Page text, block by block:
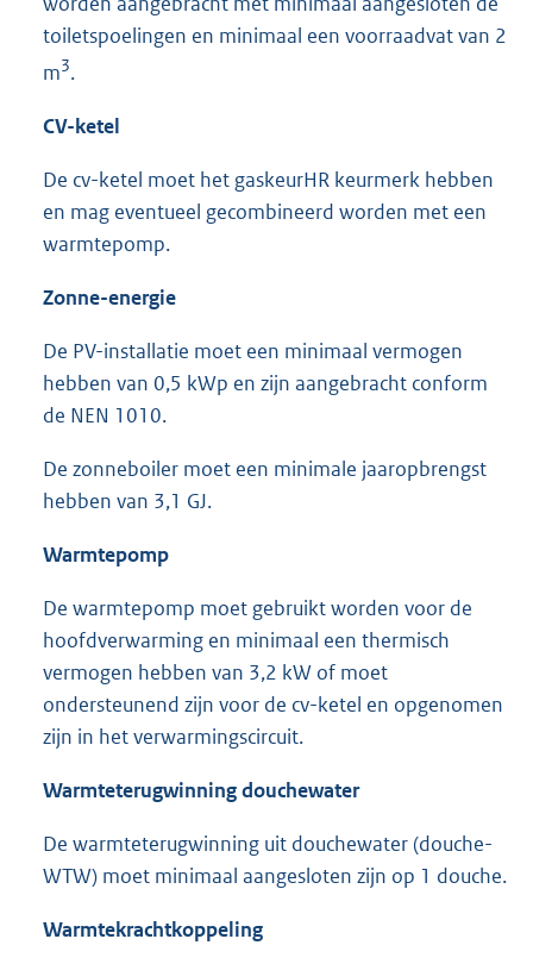
toiletspoelingen en minimaal een voorraadvat van 2
m3.
CV-ketel
De cv-ketel moet het gaskeurHR keurmerk hebben
en mag eventueel gecombineerd worden met een
warmtepomp.
Zonne-energie
De PV-installatie moet een minimaal vermogen
hebben van 0,5 kWp en zijn aangebracht conform
de NEN 1010.
De zonneboiler moet een minimale jaaropbrengst
hebben van 3,1 GJ.
Warmtepomp
De warmtepomp moet gebruikt worden voor de
hoofdverwarming en minimaal een thermisch
vermogen hebben van 3,2 kW of moet
ondersteunend zijn voor de cv-ketel en opgenomen
zijn in het verwarmingscircuit.
Warmteterugwinning douchewater
De warmteterugwinning uit douchewater (douche-
WTW) moet minimaal aangesloten zijn op 1 douche.
Warmtekrachtkoppeling